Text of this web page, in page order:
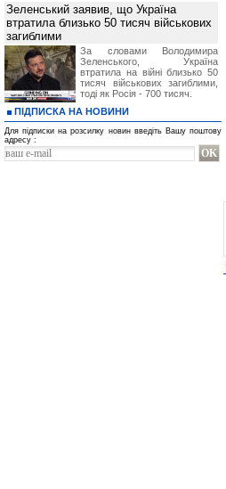
Зеленський заявив, що Україна
втратила близько 50 тисяч військових
загиблими
За словами Володимира
Зеленського, Україна
втратила на війні близько 50
тисяч військових загиблими,
тоді як Росія - 700 тисяч.
ПІДПИСКА НА НОВИНИ
Для підписки на розсилку новин введіть Вашу поштову
адресу :